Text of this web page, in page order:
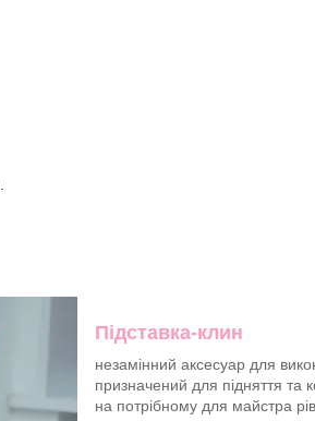
Підставка-клин
незамінний аксесуар для
призначений для підняття та
на потрібному для майстра